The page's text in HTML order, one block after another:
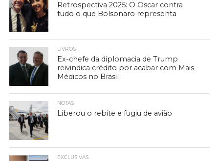
Retrospectiva 2025: O Oscar contra
tudo o que Bolsonaro representa
LIVROS
Ex-chefe da diplomacia de Trump
reivindica crédito por acabar com Mais
Médicos no Brasil
NOTAS
Liberou o rebite e fugiu de avião
EXCLUSIVAS